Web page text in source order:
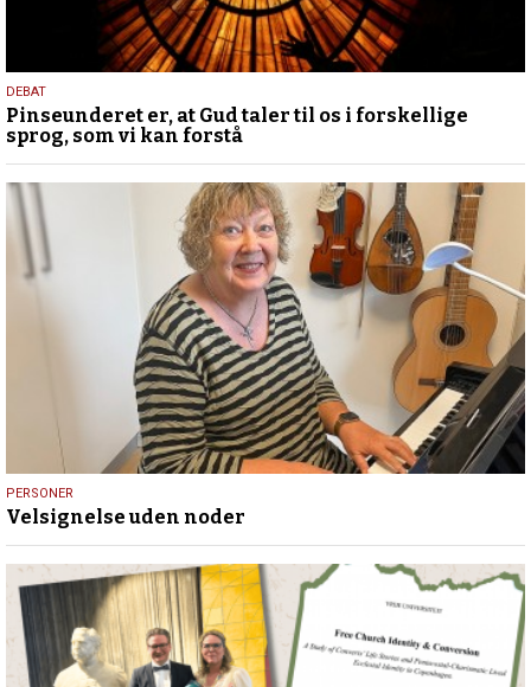
5.
august
2026
DEBAT
Pinseunderet er, at Gud taler til os i forskellige
sprog, som vi kan forstå
31.
juli
2026
PERSONER
Velsignelse uden noder